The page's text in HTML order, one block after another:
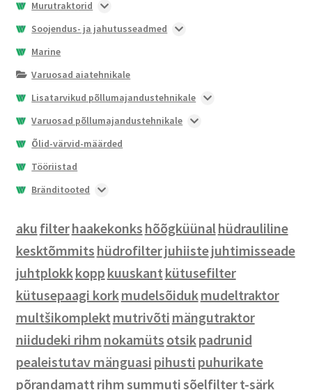
Murutraktorid
Soojendus- ja jahutusseadmed
Marine
Varuosad aiatehnikale
Lisatarvikud põllumajandustehnikale
Põrandamatid
Varuosad põllumajandustehnikale
Filtrid
Õlid-värvid-määrded
Tööriistad
Bränditooted
Märgid
Prillid
Tööriided
Meeste riided
Naiste riided
Laste riided
Mütsid
Pealeistutavad mänguasjad
aku filterhaakekonks hõõgküünalhüdrauliline
kesktõmmits hüdrofilterjuhiistejuhtimisseade
juhtplokkkopp kuuskant kütusefilter
kütusepaagi korkmudelsõidukmudeltraktor
multšikomplekt mutrivõti mängutraktor
niidudeki rihm nokamüts otsikpadrunid
pealeistutav mänguasi pihusti puhurikate
põrandamatt rihmsummutisõelfiltert-särk